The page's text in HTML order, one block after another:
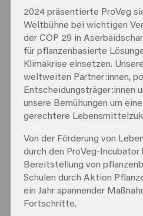
2024 präsentierte ProVeg
Weltbühne bei wichtigen
der COP 29 in
für pflanzenbasierte
Klimakrise einsetzen.
weltweiten Partner:innen,
Entscheidungsträger:innen
unsere Bemühungen um
gerechtere
Von der Förderung von
durch den ProVeg-Incubator
Bereitstellung von
Schulen durch Aktion
ein Jahr spannender
Fortschritte.